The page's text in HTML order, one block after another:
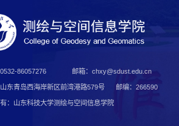
0532-86057276 邮箱：chxy@sdust.edu.cn
东青岛西海岸新区前湾港路579号 邮编：266590
：山东科技大学测绘与空间信息学院